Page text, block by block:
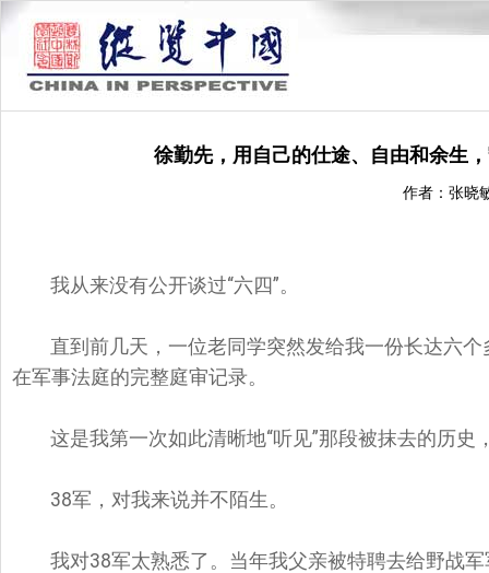
徐勤先，用自己的仕途、自由和余生
作者：张晓
我从来没有公开谈过“六四”。
直到前几天，一位老同学突然发给我一份长达六
在军事法庭的完整庭审记录。
这是我第一次如此清晰地“听见”那段被抹去的历史
38军，对我来说并不陌生。
我对38军太熟悉了。当年我父亲被特聘去给野战